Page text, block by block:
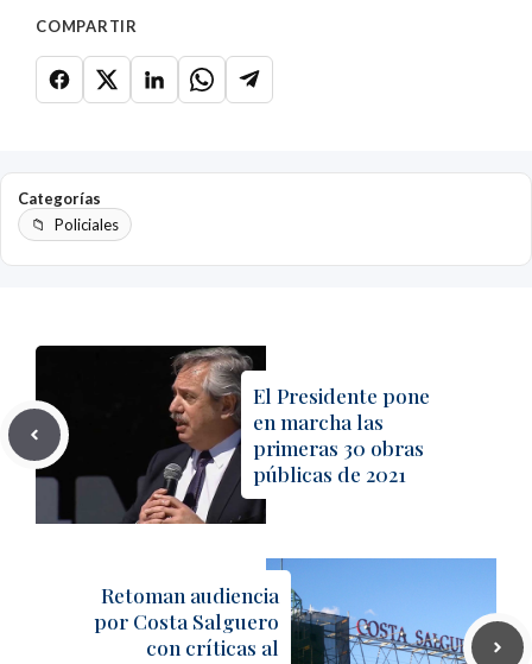
COMPARTIR
Categorías
Policiales
El Presidente pone
en marcha las
primeras 30 obras
públicas de 2021
Retoman audiencia
por Costa Salguero
con críticas al